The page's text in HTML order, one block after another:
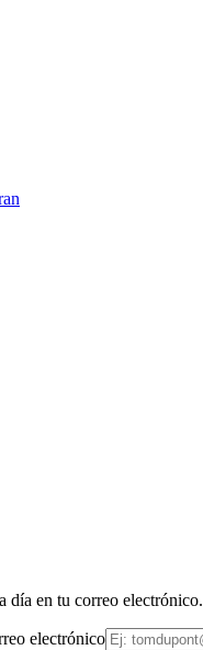
día en tu correo electrónico.
electrónico